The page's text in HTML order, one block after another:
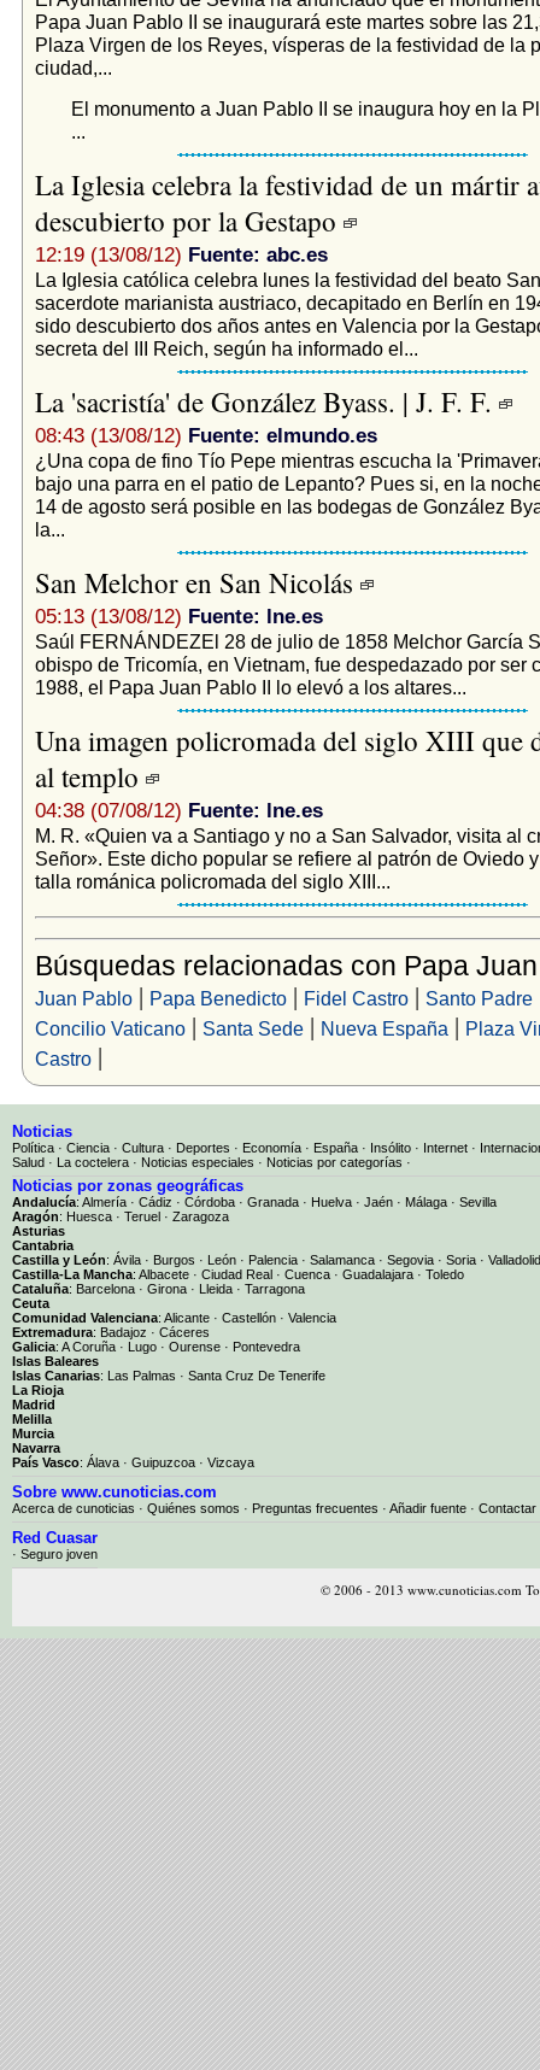
Papa Juan Pablo II se inaugurará este martes sobre las
Plaza Virgen de los Reyes, vísperas de la festividad de la
ciudad,...
El monumento a Juan Pablo II se inaugura hoy en la
...
La Iglesia celebra la festividad de un mártir
descubierto por la Gestapo
12:19 (13/08/12) Fuente: abc.es
La Iglesia católica celebra lunes la festividad del beato
sacerdote marianista austriaco, decapitado en Berlín en
sido descubierto dos años antes en Valencia por la
secreta del III Reich, según ha informado el...
La 'sacristía' de González Byass. | J. F. F.
08:43 (13/08/12) Fuente: elmundo.es
¿Una copa de fino Tío Pepe mientras escucha la
bajo una parra en el patio de Lepanto? Pues si, en la
14 de agosto será posible en las bodegas de González
la...
San Melchor en San Nicolás
05:13 (13/08/12) Fuente: lne.es
Saúl FERNÁNDEZEl 28 de julio de 1858 Melchor García
obispo de Tricomía, en Vietnam, fue despedazado por ser
1988, el Papa Juan Pablo II lo elevó a los altares...
Una imagen policromada del siglo XIII que
al templo
04:38 (07/08/12) Fuente: lne.es
M. R. «Quien va a Santiago y no a San Salvador, visita al
Señor». Este dicho popular se refiere al patrón de Oviedo
talla románica policromada del siglo XIII...
Búsquedas relacionadas con Papa
Juan Pablo| Papa Benedicto| Fidel Castro| Santo Padre
Concilio Vaticano| Santa Sede| Nueva España | Plaza
Castro|
Noticias
Política · Ciencia · Cultura · Deportes · Economía · España · Insólito · Internet ·
Salud · La coctelera · Noticias especiales · Noticias por categorías ·
Noticias por zonas geográficas
Andalucía: Almería · Cádiz · Córdoba · Granada · Huelva · Jaén · Málaga · Sevilla
Aragón: Huesca · Teruel · Zaragoza
Asturias
Cantabria
Castilla y León: Ávila · Burgos · León · Palencia · Salamanca · Segovia · Soria · Valladolid
Castilla-La Mancha: Albacete · Ciudad Real · Cuenca · Guadalajara · Toledo
Cataluña: Barcelona · Girona · Lleida · Tarragona
Ceuta
Comunidad Valenciana: Alicante · Castellón · Valencia
Extremadura: Badajoz · Cáceres
Galicia: A Coruña · Lugo · Ourense · Pontevedra
Islas Baleares
Islas Canarias: Las Palmas · Santa Cruz De Tenerife
La Rioja
Madrid
Melilla
Murcia
Navarra
País Vasco: Álava · Guipuzcoa · Vizcaya
Sobre www.cunoticias.com
Acerca de cunoticias · Quiénes somos · Preguntas frecuentes · Añadir fuente · Contactar
Red Cuasar
· Seguro joven
© 2006 - 2013 www.cunoticias.com